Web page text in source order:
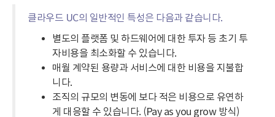
클라우드 UC의 일반적인 특성은 다음과 같습니다.
별도의 플랫폼 및 하드웨어에 대한 투자 등 초기 투
자비용을 최소화할 수 있습니다.
매월 계약된 용량과 서비스에 대한 비용을 지불합
니다.
조직의 규모의 변동에 보다 적은 비용으로 유연하
게 대응할 수 있습니다. (Pay as you grow 방식)